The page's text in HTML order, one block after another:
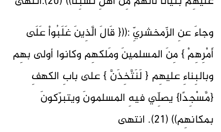
وجاءَ عنِ الزّمخشريِّ :(({ قَالَ الَّذِينَ غَلَبُواْ عَلَى
أَمْرِهِمْ } مِنَ المسلمينَ ومَلكهِم وكانوا أولى بهِم
وبالبِناءِ عليهِم { لَنَتَّخِذَنَّ } على بابِ الكهفِ
{مَّسْجِدًا} يصلِّي فيهِ المسلمونَ ويتبرّكونَ
بمكانهِم)) (21). انتهى